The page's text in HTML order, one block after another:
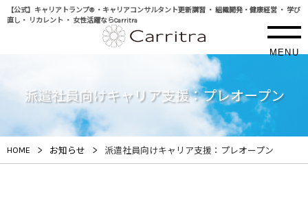
【公式】キャリアトランプ® ・キャリアコンサルタント更新講習 ・ 組織開発・健康経営 ・ 学び
直し・ リカレント ・ 女性活躍ならCarritra
MENU
派遣社員向けキャリア支援：プレオープン
HOME > お知らせ > 派遣社員向けキャリア支援：プレオープン